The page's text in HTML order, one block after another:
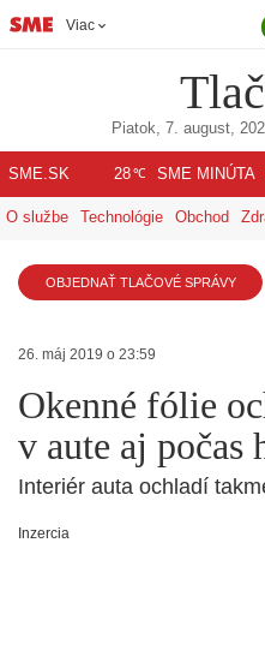
Viac
Piatok, 7. august,
SME.SK 28℃ SME MINÚTA
O službe Technológie Obchod
OBJEDNAŤ TLAČOVÉ SPRÁVY
26. máj 2019 o 23:59
Okenné fólie
v aute aj počas
Interiér auta ochladí
Inzercia